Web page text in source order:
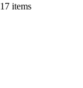
17 items